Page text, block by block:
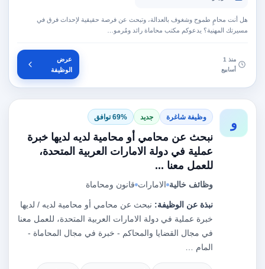
هل أنت محامٍ طموح وشغوف بالعدالة، وتبحث عن فرصة حقيقية لإحداث فرق في
مسيرتك المهنية؟ يدعوكم مكتب محاماة رائد ومُرمو…
منذ 1
أسابيع
عرض
الوظيفة
و وظيفة شاغرة جديد 69% توافق
نبحث عن محامي أو محامية لديه لديها خبرة
عملية في دولة الامارات العربية المتحدة،
للعمل معنا ...
وظائف خالية الامارات قانون ومحاماة
نبذة عن الوظيفة: نبحث عن محامي أو محامية لديه / لديها
خبرة عملية في دولة الامارات العربية المتحدة، للعمل معنا
في مجال القضايا والمحاكم - خبرة في مجال المحاماة -
المام …